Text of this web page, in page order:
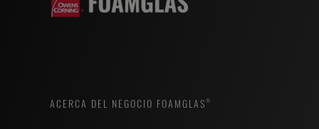
ACERCA DEL NEGOCIO FOAMGLAS®